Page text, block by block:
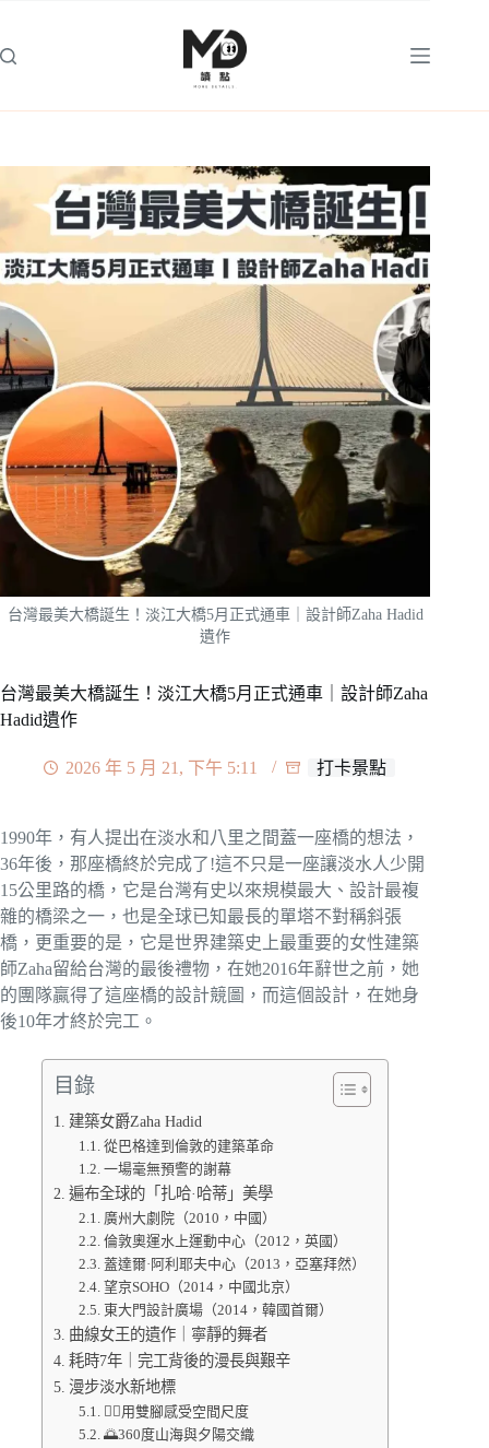
主
台灣最美大橋誕生！淡江大橋5月正式通車｜設計師Zaha Hadid
遺作
台灣最美大橋誕生！淡江大橋5月正式通車｜設計師Zaha
Hadid遺作
2026 年 5 月 21, 下午 5:11 打卡景點
1990年，有人提出在淡水和八里之間蓋一座橋的想法，
36年後，那座橋終於完成了!這不只是一座讓淡水人少開
15公里路的橋，它是台灣有史以來規模最大、設計最複
雜的橋梁之一，也是全球已知最長的單塔不對稱斜張
橋，更重要的是，它是世界建築史上最重要的女性建築
師Zaha留給台灣的最後禮物，在她2016年辭世之前，她
的團隊贏得了這座橋的設計競圖，而這個設計，在她身
後10年才終於完工。
目錄
建築女爵Zaha Hadid
從巴格達到倫敦的建築革命
一場毫無預警的謝幕
遍布全球的「扎哈·哈蒂」美學
廣州大劇院（2010，中國）
倫敦奧運水上運動中心（2012，英國）
蓋達爾·阿利耶夫中心（2013，亞塞拜然）
望京SOHO（2014，中國北京）
東大門設計廣場（2014，韓國首爾）
曲線女王的遺作｜寧靜的舞者
耗時7年｜完工背後的漫長與艱辛
漫步淡水新地標
🚶‍♂️用雙腳感受空間尺度
🌅360度山海與夕陽交織